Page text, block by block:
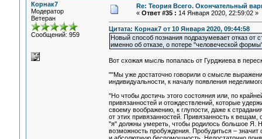
Корнак7
Модератор
Ветеран
Сообщений: 959
Re: Теория Всего. Окончательный
« Ответ #35 : 14 Января 2020, 22:59:02 »
Цитата: Корнак7 от 10 Января 2020, 09:44:58
Новый способ познания подразумевает отказ от
именно об отказе, о потере "человеческой
Вот схожая мысль попалась от Гурджиева в
""Мы уже достаточно говорили о смысле
индивидуальности, к началу появления
"Но чтобы достичь этого состояния или, по
привязанностей и отождествлений, которые
своему воображению, к глупости, даже к
от этих привязанностей. Привязанность к
"я" должны умереть, чтобы родилось большое Я.
возможность пробуждения. Пробудиться –